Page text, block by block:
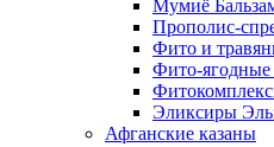
Мумиё
Прополис-
Фито и
Фито-
Эликсиры
Афганские казаны